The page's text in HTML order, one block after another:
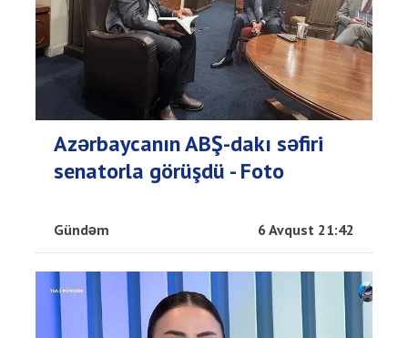
Azərbaycanın ABŞ-dakı səfiri
senatorla görüşdü - Foto
Gündəm 6 Avqust 21:42